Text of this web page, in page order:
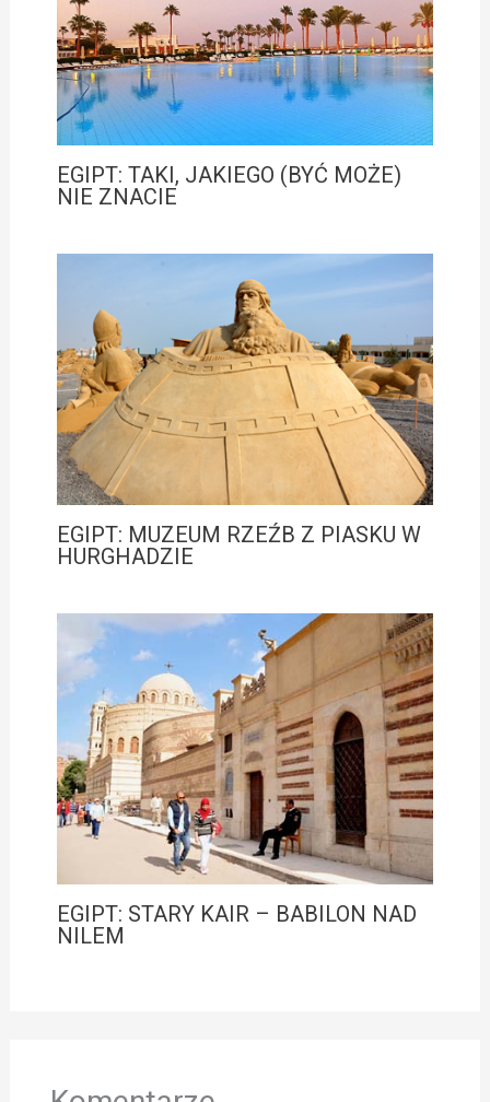
EGIPT: TAKI, JAKIEGO (BYĆ MOŻE)
NIE ZNACIE
EGIPT: MUZEUM RZEŹB Z PIASKU W
HURGHADZIE
EGIPT: STARY KAIR – BABILON NAD
NILEM